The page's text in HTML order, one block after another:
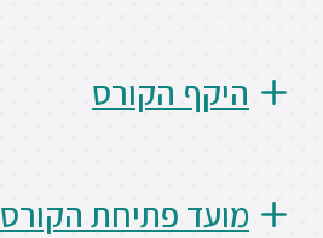
הביטחון
היקף הקורס
מועד פתיחת הקורס